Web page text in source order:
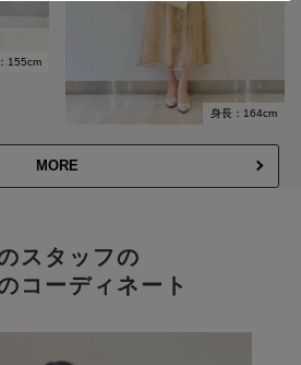
155cm
身長：164cm
MORE
スタッフの
コーディネート